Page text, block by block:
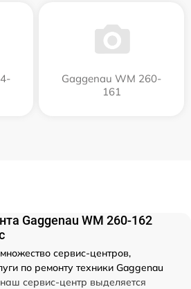
Gaggenau WM 260-
161
Gaggenau WM 260-162
сервис-центров,
по ремонту техники Gaggenau
наш сервис-центр выделяется